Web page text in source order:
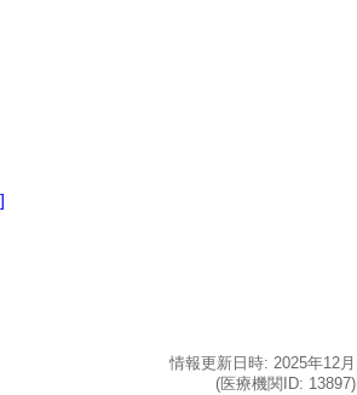
情報更新日時: 2025年12月
(医療機関ID: 13897)